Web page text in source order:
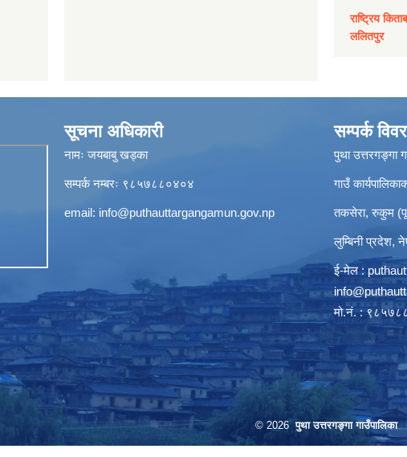
राष्ट्रिय
ललितपुर
सूचना अधिकारी
नामः जयबाबु खड्का
सम्पर्क नम्बरः ९८५७८८०४०४
email: info@puthauttargangamun.gov.np
सम्पर्क
पुथा उत्तरगङ्गा
गाउँ
तकसेरा, रुकुम
लुम्बिनी प्रदेश,
ई-मेल :
मो.नं. :
© 2026पुथा उत्तरगङ्गा गाउँपालिका